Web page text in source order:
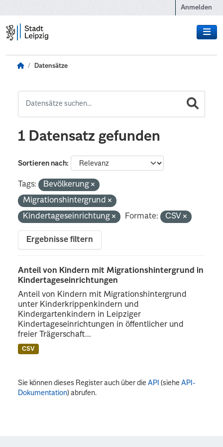
Anmelden
Datensätze
1 Datensatz gefunden
Sortieren nach
Tags:
Bevölkerung
Migrationshintergrund
Kindertageseinrichtung
Formate: CSV
Ergebnisse filtern
Anteil von Kindern mit Migrationshintergrund in
Kindertageseinrichtungen
Anteil von Kindern mit Migrationshintergrund
unter Kinderkrippenkindern und
Kindergartenkindern in Leipziger
Kindertageseinrichtungen in öffentlicher und
freier Trägerschaft...
CSV
Sie können dieses Register auch über dieAPI (sieheAPI-
Dokumentation) abrufen.